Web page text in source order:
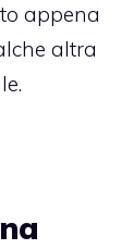
appena
altra